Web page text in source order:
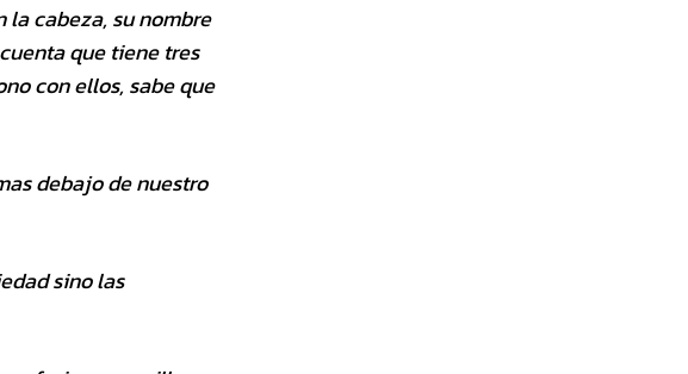
cabeza, su nombre
que tiene tres
con ellos, sabe que
debajo de nuestro
sino las